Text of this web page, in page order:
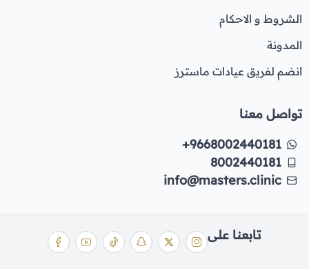
الشروط و الاحكام
المدونة
انضم لفريق عيادات ماسترز
تواصل معنا
+9668002440181
8002440181
info@masters.clinic
تابعنا على